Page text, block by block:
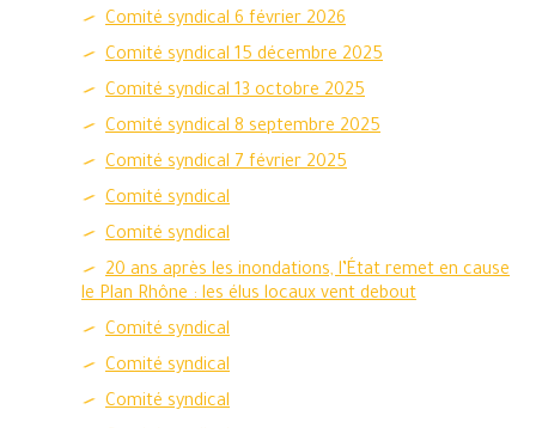
Comité syndical 6 février 2026
Comité syndical 15 décembre 2025
Comité syndical 13 octobre 2025
Comité syndical 8 septembre 2025
Comité syndical 7 février 2025
Comité syndical
Comité syndical
20 ans après les inondations, l’État remet en cause
le Plan Rhône : les élus locaux vent debout
Comité syndical
Comité syndical
Comité syndical